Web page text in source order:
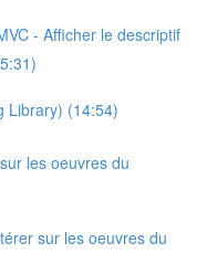
- Afficher le descriptif
Library) (14:54)
les oeuvres du
sur les oeuvres du